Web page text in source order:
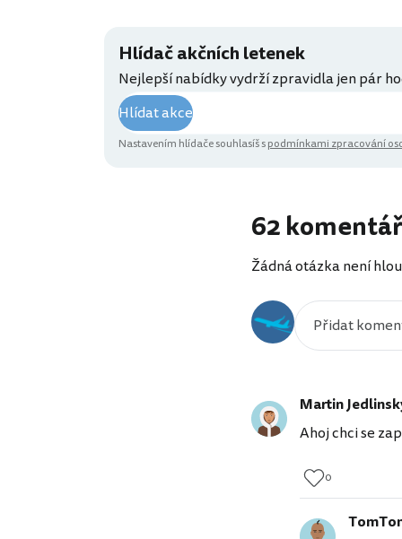
Hlídač akčních letenek
Nejlepší nabídky vydrží zpravidla jen pár
Hlídat akce
Nastavením hlídače souhlasíš spodmínkami zpracování
62
Žádná otázka není
Martin
Ahoj chci se
0